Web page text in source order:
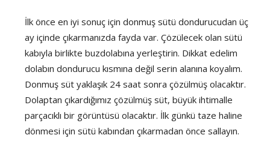
İlk önce en iyi sonuç için donmuş sütü dondurucudan üç
ay içinde çıkarmanızda fayda var. Çözülecek olan sütü
kabıyla birlikte buzdolabına yerleştirin. Dikkat edelim
dolabın dondurucu kısmına değil serin alanına koyalım.
Donmuş süt yaklaşık 24 saat sonra çözülmüş olacaktır.
Dolaptan çıkardığımız çözülmüş süt, büyük ihtimalle
parçacıklı bir görüntüsü olacaktır. İlk günkü taze haline
dönmesi için sütü kabından çıkarmadan önce sallayın.